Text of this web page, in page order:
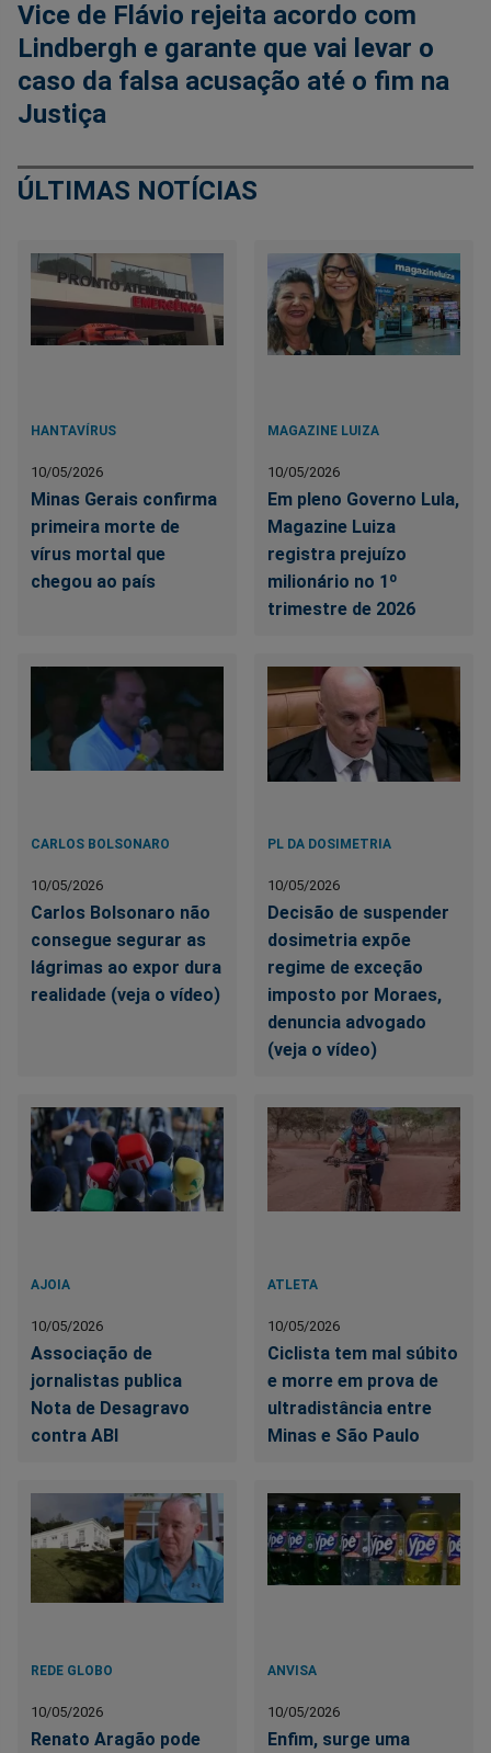
Vice de Flávio rejeita acordo com
Lindbergh e garante que vai levar o
caso da falsa acusação até o fim na
Justiça
ÚLTIMAS NOTÍCIAS
HANTAVÍRUS
10/05/2026
Minas Gerais confirma
primeira morte de
vírus mortal que
chegou ao país
MAGAZINE LUIZA
10/05/2026
Em pleno Governo Lula,
Magazine Luiza
registra prejuízo
milionário no 1º
trimestre de 2026
CARLOS BOLSONARO
10/05/2026
Carlos Bolsonaro não
consegue segurar as
lágrimas ao expor dura
realidade (veja o vídeo)
PL DA DOSIMETRIA
10/05/2026
Decisão de suspender
dosimetria expõe
regime de exceção
imposto por Moraes,
denuncia advogado
(veja o vídeo)
AJOIA
10/05/2026
Associação de
jornalistas publica
Nota de Desagravo
contra ABI
ATLETA
10/05/2026
Ciclista tem mal súbito
e morre em prova de
ultradistância entre
Minas e São Paulo
REDE GLOBO
10/05/2026
Renato Aragão pode
ANVISA
10/05/2026
Enfim, surge uma